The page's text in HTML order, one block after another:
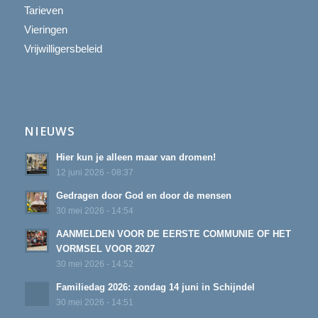
Tarieven
Vieringen
Vrijwilligersbeleid
NIEUWS
Hier kun je alleen maar van dromen!
12 juni 2026 - 08:37
Gedragen door God en door de mensen
30 mei 2026 - 14:54
AANMELDEN VOOR DE EERSTE COMMUNIE OF HET
VORMSEL VOOR 2027
30 mei 2026 - 14:52
Familiedag 2026: zondag 14 juni in Schijndel
30 mei 2026 - 14:51